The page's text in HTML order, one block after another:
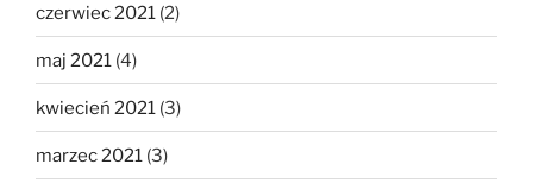
czerwiec 2021 (2)
maj 2021 (4)
kwiecień 2021 (3)
marzec 2021 (3)